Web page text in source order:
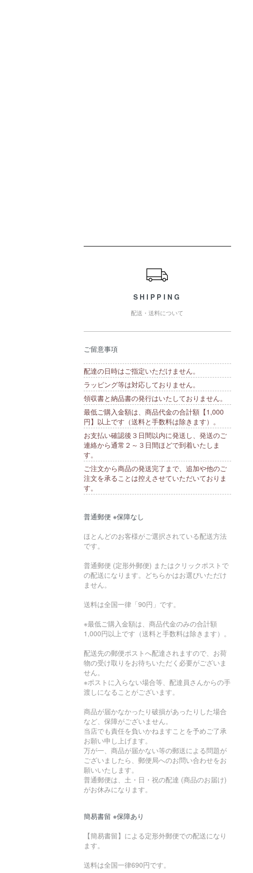
SHIPPING
配送・送料について
ご留意事項
配達の日時はご指定いただけません。
ラッピング等は対応しておりません。
領収書と納品書の発行はいたしておりません。
最低ご購入金額は、商品代金の合計額【1,000
円】以上です（送料と手数料は除きます）。
お支払い確認後３日間以内に発送し、発送のご
連絡から通常２～３日間ほどで到着いたしま
す。
ご注文から商品の発送完了まで、追加や他のご
注文を承ることは控えさせていただいておりま
す。
普通郵便 ※保障なし
ほとんどのお客様がご選択されている配送方法
です。
普通郵便 (定形外郵便) またはクリックポストで
の配送になります。どちらかはお選びいただけ
ません。
送料は全国一律「90円」です。
※最低ご購入金額は、商品代金のみの合計額
1,000円以上です（送料と手数料は除きます）。
配送先の郵便ポストへ配達されますので、お荷
物の受け取りをお待ちいただく必要がございま
せん。
※ポストに入らない場合等、配達員さんからの手
渡しになることがございます。
商品が届かなかったり破損があったりした場合
など、保障がございません。
当店でも責任を負いかねますことを予めご了承
お願い申し上げます。
万が一、商品が届かない等の郵送による問題が
ございましたら、郵便局へのお問い合わせをお
願いいたします。
普通郵便は、土・日・祝の配達 (商品のお届け)
がお休みになります。
簡易書留 ※保障あり
【簡易書留】による定形外郵便での配送になり
ます。
送料は全国一律690円です。